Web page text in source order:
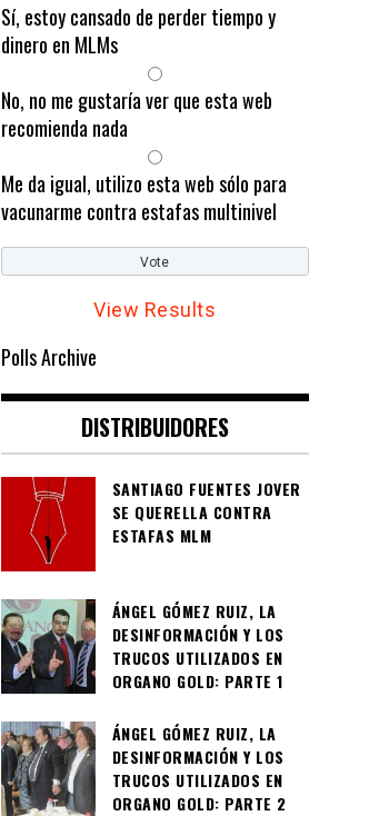
Sí, estoy cansado de perder tiempo y
dinero en MLMs
No, no me gustaría ver que esta web
recomienda nada
Me da igual, utilizo esta web sólo para
vacunarme contra estafas multinivel
View Results
Polls Archive
DISTRIBUIDORES
SANTIAGO FUENTES JOVER
SE QUERELLA CONTRA
ESTAFAS MLM
ÁNGEL GÓMEZ RUIZ, LA
DESINFORMACIÓN Y LOS
TRUCOS UTILIZADOS EN
ORGANO GOLD: PARTE 1
ÁNGEL GÓMEZ RUIZ, LA
DESINFORMACIÓN Y LOS
TRUCOS UTILIZADOS EN
ORGANO GOLD: PARTE 2